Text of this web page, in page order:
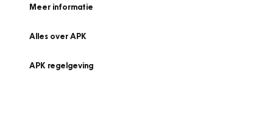
Meer informatie
Alles over APK
APK regelgeving